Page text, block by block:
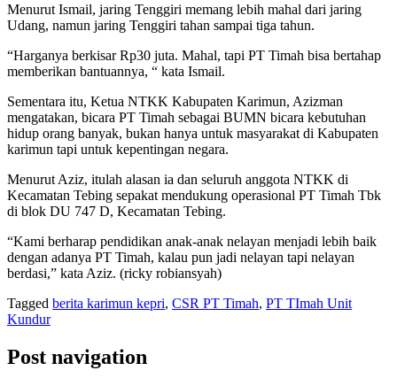
Menurut Ismail, jaring Tenggiri memang lebih mahal dari jaring
Udang, namun jaring Tenggiri tahan sampai tiga tahun.
“Harganya berkisar Rp30 juta. Mahal, tapi PT Timah bisa bertahap
memberikan bantuannya, “ kata Ismail.
Sementara itu, Ketua NTKK Kabupaten Karimun, Azizman
mengatakan, bicara PT Timah sebagai BUMN bicara kebutuhan
hidup orang banyak, bukan hanya untuk masyarakat di Kabupaten
karimun tapi untuk kepentingan negara.
Menurut Aziz, itulah alasan ia dan seluruh anggota NTKK di
Kecamatan Tebing sepakat mendukung operasional PT Timah Tbk
di blok DU 747 D, Kecamatan Tebing.
“Kami berharap pendidikan anak-anak nelayan menjadi lebih baik
dengan adanya PT Timah, kalau pun jadi nelayan tapi nelayan
berdasi,” kata Aziz. (ricky robiansyah)
Tagged berita karimun kepri, CSR PT Timah, PT TImah Unit
Kundur
Post navigation